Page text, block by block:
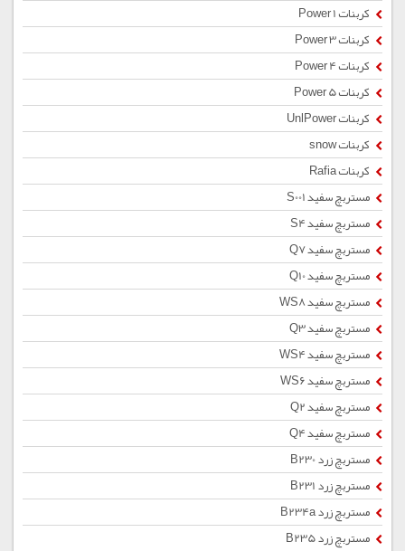
کربنات Power 1
کربنات Power 3
کربنات Power 4
کربنات Power 5
کربنات UnlPower
کربنات snow
کربنات Rafia
مستربچ سفید S001
مستربچ سفید S4
مستربچ سفید Q7
مستربچ سفید Q10
مستربچ سفید WS8
مستربچ سفید Q3
مستربچ سفید WS4
مستربچ سفید WS6
مستربچ سفید Q2
مستربچ سفید Q4
مستربچ زرد B230
مستربچ زرد B231
مستربچ زرد B234a
مستربچ زرد B235